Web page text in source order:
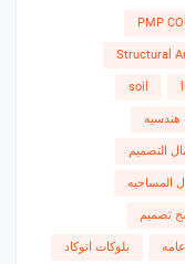
PMP
Structural
soil
هندسيه
التصميم
المساحيه
تصميم
بلوكات اتوكاد